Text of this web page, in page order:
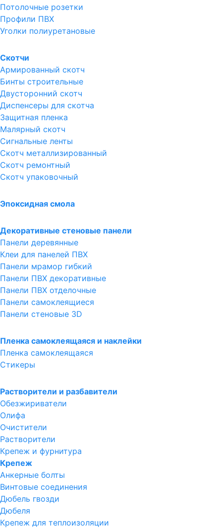
Потолочные розетки
Профили ПВХ
Уголки полиуретановые
Скотчи
Армированный скотч
Бинты строительные
Двусторонний скотч
Диспенсеры для скотча
Защитная пленка
Малярный скотч
Сигнальные ленты
Скотч металлизированный
Скотч ремонтный
Скотч упаковочный
Эпоксидная смола
Декоративные стеновые панели
Панели деревянные
Клеи для панелей ПВХ
Панели мрамор гибкий
Панели ПВХ декоративные
Панели ПВХ отделочные
Панели самоклеящиеся
Панели стеновые 3D
Пленка самоклеящаяся и наклейки
Пленка самоклеящаяся
Стикеры
Растворители и разбавители
Обезжириватели
Олифа
Очистители
Растворители
Крепеж и фурнитура
Крепеж
Анкерные болты
Винтовые соединения
Дюбель гвозди
Дюбеля
Крепеж для теплоизоляции